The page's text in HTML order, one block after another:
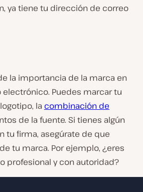
ya tiene tu dirección de correo
la importancia de la marca en
Puedes marcar tu
la combinación de
de la fuente. Si tienes algún
tu firma, asegúrate de que
tu marca. Por ejemplo, ¿eres
profesional y con autoridad?